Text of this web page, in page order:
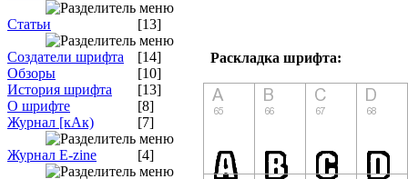
Статьи [13]
Создатели шрифта
[14]
Обзоры
[10]
История шрифта
[13]
О шрифте
[8]
Журнал [кАк)
[7]
Журнал E-zine [4]
Раскладка шрифта: